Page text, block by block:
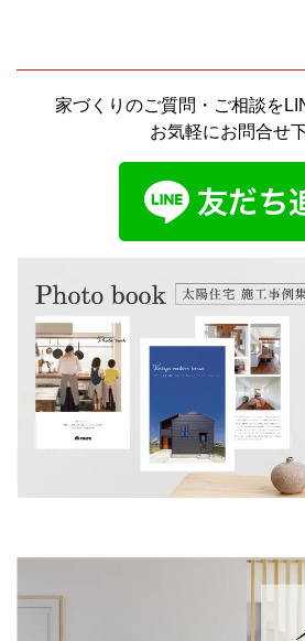
家づくりのご質問・ご相談を
お気軽にお問合せ